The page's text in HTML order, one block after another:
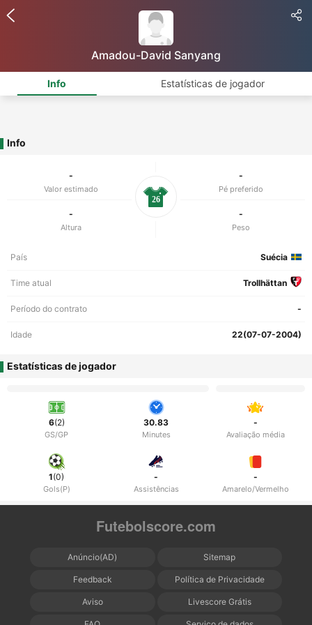
Amadou-David Sanyang
Info Estatísticas de jogador
Info
-
Valor estimado
-
Pé preferido
-
Altura
-
Peso
26
País Suécia
Time atual Trollhättan
Período do contrato -
Idade 22(07-07-2004)
Estatísticas de jogador
6(2)
GS/GP
30.83
Minutes
-
Avaliação média
1(0)
Gols(P)
-
Assistências
-
Amarelo/Vermelho
Futebolscore.com
Anúncio(AD) Sitemap
Feedback Política de Privacidade
Aviso Livescore Grátis